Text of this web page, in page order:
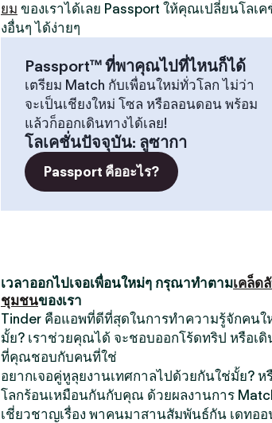
ยม ของเราได้เลย Passport ให้คุณเปลี่ยนโล
งอื่นๆ ได้ง่ายๆ
Passport™ ที่พาคุณไปที่ไหนก็ได้
เตรียม Match กับเพื่อนใหม่ทั่วโลก ไม่ว่า
จะเป็นเชียงใหม่ โซล หรือลอนดอน พร้อม
แล้วก็ออกเดินทางได้เลย!
โลเคชั่นปัจจุบัน: ลูซากา
Passport คืออะไร?
เวลาออกไปเจอเพื่อนใหม่ๆ กรุณาทำตามเคล็ด
ชุมชนของเรา
Tinder คือแอพที่ดีที่สุดในการทำความรู้จักคน
มั้ย? เราช่วยคุณได้ จะชอบออกโร้ดทริป หรือเ
ที่คุณชอบกับคนที่ใช่
อยากเจอคู่หูลุยงานเทศกาลไปด้วยกันใช่มั้ย?
โลกร้อนเหมือนกันกับคุณ ด้วยผลงานการ
เชี่ยวชาญเรื่อง พาคนมาสานสัมพันธ์กัน เดทออ